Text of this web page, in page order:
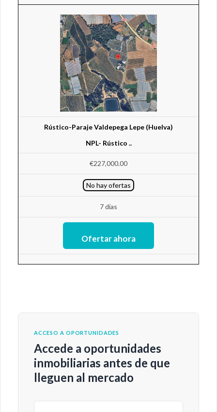
Rústico-Paraje Valdepega Lepe (Huelva)
NPL- Rústico ..
€227,000.00
No hay ofertas
7 días
ACCESO A OPORTUNIDADES
Accede a oportunidades
inmobiliarias antes de que
lleguen al mercado